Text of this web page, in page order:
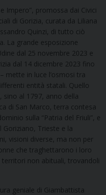
Impero”, promossa dai Civici
di Gorizia, curata da Liliana
Quinzi, di tutto ciò
La grande esposizione
dal 25 novembre 2023 e
dal 14 dicembre 2023 fino
mette in luce l’osmosi tra
entità statali. Quello
sino al 1797, anno della
di San Marco, terra contesa
sulla “Patria del Friuli”, e
Goriziano, Trieste e la
visioni diverse, ma non per
che traghettarono i loro
territori non abituali, trovandoli
geniale di Giambattista